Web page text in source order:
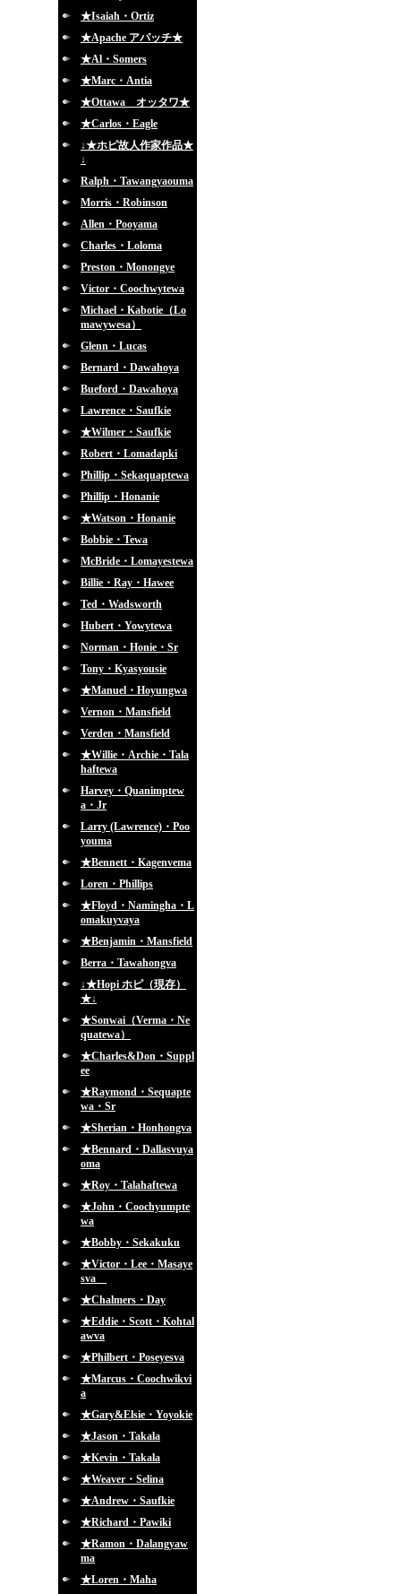
★Isaiah・Ortiz
★Apache アパッチ★
★Al・Somers
★Marc・Antia
★Ottawa オッタワ★
★Carlos・Eagle
↓★ホピ故人作家作品★
↓
Ralph・Tawangyaouma
Morris・Robinson
Allen・Pooyama
Charles・Loloma
Preston・Monongye
Victor・Coochwytewa
Michael・Kabotie（Lo
mawywesa）
Glenn・Lucas
Bernard・Dawahoya
Bueford・Dawahoya
Lawrence・Saufkie
★Wilmer・Saufkie
Robert・Lomadapki
Phillip・Sekaquaptewa
Phillip・Honanie
★Watson・Honanie
Bobbie・Tewa
McBride・Lomayestewa
Billie・Ray・Hawee
Ted・Wadsworth
Hubert・Yowytewa
Norman・Honie・Sr
Tony・Kyasyousie
★Manuel・Hoyungwa
Vernon・Mansfield
Verden・Mansfield
★Willie・Archie・Tala
haftewa
Harvey・Quanimptew
a・Jr
Larry (Lawrence)・Poo
youma
★Bennett・Kagenvema
Loren・Phillips
★Floyd・Namingha・L
omakuyvaya
★Benjamin・Mansfield
Berra・Tawahongva
↓★Hopi ホピ（現存）
★↓
★Sonwai（Verma・Ne
quatewa）
★Charles&Don・Suppl
ee
★Raymond・Sequapte
wa・Sr
★Sherian・Honhongva
★Bennard・Dallasvuya
oma
★Roy・Talahaftewa
★John・Coochyumpte
wa
★Bobby・Sekakuku
★Victor・Lee・Masaye
sva
★Chalmers・Day
★Eddie・Scott・Kohtal
awva
★Philbert・Poseyesva
★Marcus・Coochwikvi
a
★Gary&Elsie・Yoyokie
★Jason・Takala
★Kevin・Takala
★Weaver・Selina
★Andrew・Saufkie
★Richard・Pawiki
★Ramon・Dalangyaw
ma
★Loren・Maha